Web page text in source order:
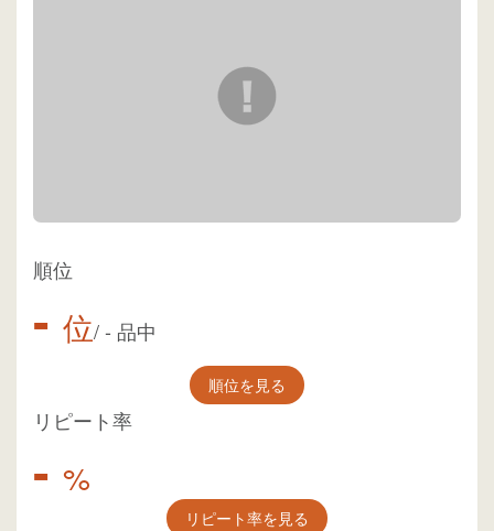
順位
- 位/- 品中
順位を見る
リピート率
- %
リピート率を見る